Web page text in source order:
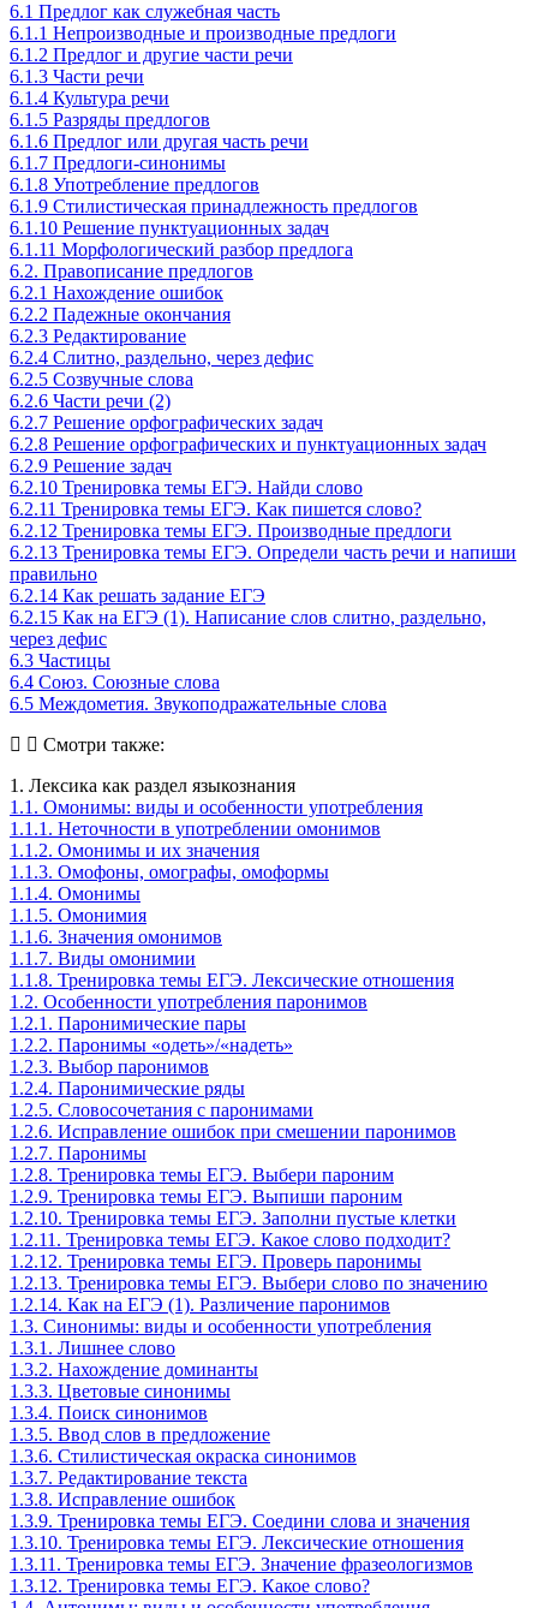
6.1 Предлог как служебная часть
6.1.1 Непроизводные и производные предлоги
6.1.2 Предлог и другие части речи
6.1.3 Части речи
6.1.4 Культура речи
6.1.5 Разряды предлогов
6.1.6 Предлог или другая часть речи
6.1.7 Предлоги-синонимы
6.1.8 Употребление предлогов
6.1.9 Стилистическая принадлежность предлогов
6.1.10 Решение пунктуационных задач
6.1.11 Морфологический разбор предлога
6.2. Правописание предлогов
6.2.1 Нахождение ошибок
6.2.2 Падежные окончания
6.2.3 Редактирование
6.2.4 Слитно, раздельно, через дефис
6.2.5 Созвучные слова
6.2.6 Части речи (2)
6.2.7 Решение орфографических задач
6.2.8 Решение орфографических и пунктуационных задач
6.2.9 Решение задач
6.2.10 Тренировка темы ЕГЭ. Найди слово
6.2.11 Тренировка темы ЕГЭ. Как пишется слово?
6.2.12 Тренировка темы ЕГЭ. Производные предлоги
6.2.13 Тренировка темы ЕГЭ. Определи часть речи и напиши
правильно
6.2.14 Как решать задание ЕГЭ
6.2.15 Как на ЕГЭ (1). Написание слов слитно, раздельно,
через дефис
6.3 Частицы
6.4 Союз. Союзные слова
6.5 Междометия. Звукоподражательные слова
Смотри также:
1. Лексика как раздел языкознания
1.1. Омонимы: виды и особенности употребления
1.1.1. Неточности в употреблении омонимов
1.1.2. Омонимы и их значения
1.1.3. Омофоны, омографы, омоформы
1.1.4. Омонимы
1.1.5. Омонимия
1.1.6. Значения омонимов
1.1.7. Виды омонимии
1.1.8. Тренировка темы ЕГЭ. Лексические отношения
1.2. Особенности употребления паронимов
1.2.1. Паронимические пары
1.2.2. Паронимы «одеть»/«надеть»
1.2.3. Выбор паронимов
1.2.4. Паронимические ряды
1.2.5. Словосочетания с паронимами
1.2.6. Исправление ошибок при смешении паронимов
1.2.7. Паронимы
1.2.8. Тренировка темы ЕГЭ. Выбери пароним
1.2.9. Тренировка темы ЕГЭ. Выпиши пароним
1.2.10. Тренировка темы ЕГЭ. Заполни пустые клетки
1.2.11. Тренировка темы ЕГЭ. Какое слово подходит?
1.2.12. Тренировка темы ЕГЭ. Проверь паронимы
1.2.13. Тренировка темы ЕГЭ. Выбери слово по значению
1.2.14. Как на ЕГЭ (1). Различение паронимов
1.3. Синонимы: виды и особенности употребления
1.3.1. Лишнее слово
1.3.2. Нахождение доминанты
1.3.3. Цветовые синонимы
1.3.4. Поиск синонимов
1.3.5. Ввод слов в предложение
1.3.6. Стилистическая окраска синонимов
1.3.7. Редактирование текста
1.3.8. Исправление ошибок
1.3.9. Тренировка темы ЕГЭ. Соедини слова и значения
1.3.10. Тренировка темы ЕГЭ. Лексические отношения
1.3.11. Тренировка темы ЕГЭ. Значение фразеологизмов
1.3.12. Тренировка темы ЕГЭ. Какое слово?